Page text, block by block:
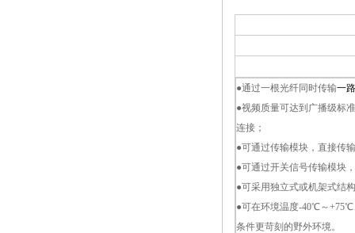
●通过一根光纤同时传输一
●视频质量可达到广播级标
连接；
●可通过传输模块，直接传
●可通过开关信号传输模块
●可采用独立式或机架式结
●可在环境温度-40℃～+75℃
条件更苛刻的野外环境。